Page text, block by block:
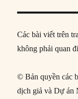
Các bài viết trên
không phải quan
© Bản quyền các
dịch giả và Dự án